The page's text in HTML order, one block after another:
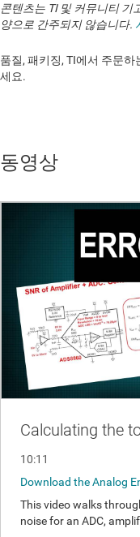
콘텐츠는 TI 및 커뮤니티 기
양으로 간주되지 않습니다.
품질, 패키징, TI에서 주문하
세요. ​​​​​​​​​​​​​​
동영상